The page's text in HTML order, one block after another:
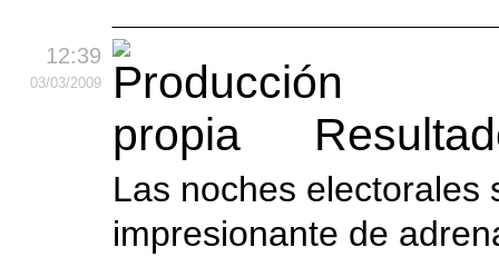
12:39
03/03/2009
Las noches electorales
impresionante de